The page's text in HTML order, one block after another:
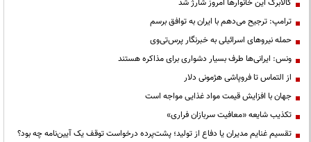
کالابرگ این خانوارها امروز شارژ شد
ترامپ: ترجیح می‌دهم با ایران به توافق برسم
حمله نیروهای اسرائیلی به خبرنگار پرس‌تی‌وی
ونس: ایرانی‌ها طرف بسیار دشواری برای مذاکره هستند
از التماس تا فروپاشی هژمونی دلار
جهان با افزایش قیمت مواد غذایی مواجه است
تکذیب شایعه «معافیت سربازان فراری»
تقسیم غنایم مدیران یا دفاع از تولید؛ پشت‌پرده درخواست توقف یک آیین‌نامه چه بود؟